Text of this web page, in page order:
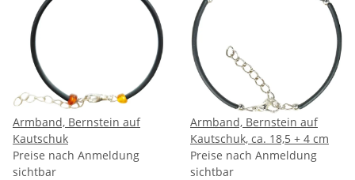
Armband, Bernstein auf
Kautschuk
Preise nach Anmeldung
sichtbar
Armband, Bernstein auf
Kautschuk, ca. 18,5 + 4 cm
Preise nach Anmeldung
sichtbar